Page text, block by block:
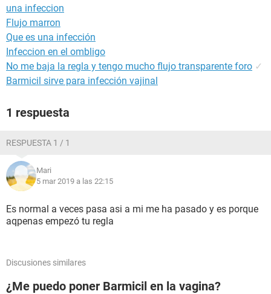
una infeccion
Flujo marron
Que es una infección
Infeccion en el ombligo
No me baja la regla y tengo mucho flujo transparente foro ✓
Barmicil sirve para infección vajinal
1 respuesta
RESPUESTA 1 / 1
Mari
5 mar 2019 a las 22:15
Es normal a veces pasa asi a mi me ha pasado y es porque
aqpenas empezó tu regla
Discusiones similares
¿Me puedo poner Barmicil en la vagina?